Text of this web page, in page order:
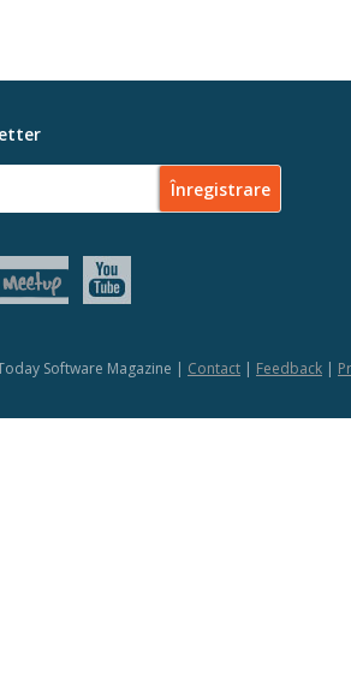
Software Magazine | Contact | Feedback |